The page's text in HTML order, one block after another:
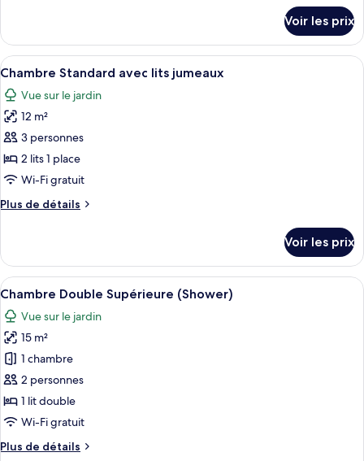
le
type
de
chambre
Chambre
Double
Standard
Voir les prix
Afficher
toutes
les
photos
pour
ce
type
chambre :
avec
lits
jumeaux
Une chambre d’hôtel avec deux
30
Chambre Standard avec lits jumeaux
Vue sur le jardin
12 m²
3 personnes
2 lits 1 place
Wi-Fi gratuit
Plus de détails
Plus
le
type
de
chambre
Chambre
Standard
avec
lits
jumeaux
Voir les prix
Afficher
toutes
les
photos
pour
ce
type
de
chambre :
Chambre
Une chambre d’hôtel comprenant
36
Chambre Double Supérieure (Shower)
Vue sur le jardin
15 m²
1 chambre
2 personnes
1 lit double
Wi-Fi gratuit
Plus de détails
Plus